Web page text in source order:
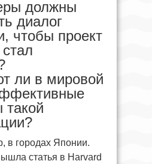
должны
диалог
чтобы проект
ли в мировой
такой
городах Японии.
статья в Harvard